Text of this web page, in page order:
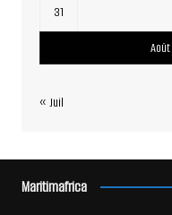
31
« Juil
Maritimafrica